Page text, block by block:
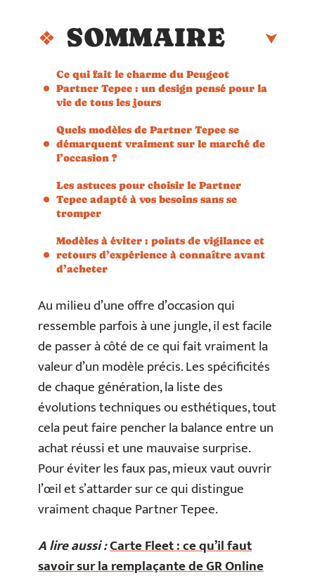
SOMMAIRE
Ce qui fait le charme du Peugeot
Partner Tepee : un design pensé pour la
vie de tous les jours
Quels modèles de Partner Tepee se
démarquent vraiment sur le marché de
l’occasion ?
Les astuces pour choisir le Partner
Tepee adapté à vos besoins sans se
tromper
Modèles à éviter : points de vigilance et
retours d’expérience à connaître avant
d’acheter
Au milieu d’une offre d’occasion qui
ressemble parfois à une jungle, il est facile
de passer à côté de ce qui fait vraiment la
valeur d’un modèle précis. Les spécificités
de chaque génération, la liste des
évolutions techniques ou esthétiques, tout
cela peut faire pencher la balance entre un
achat réussi et une mauvaise surprise.
Pour éviter les faux pas, mieux vaut ouvrir
l’œil et s’attarder sur ce qui distingue
vraiment chaque Partner Tepee.
A lire aussi :Carte Fleet : ce qu’il faut
savoir sur la remplaçante de GR Online